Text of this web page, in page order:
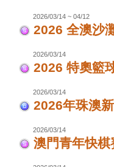
2026/03/14 ~ 04/12
2026 全澳沙
2026/03/14
2026 特奧籃
2026/03/14
2026年珠澳
2026/03/14
澳門青年快棋